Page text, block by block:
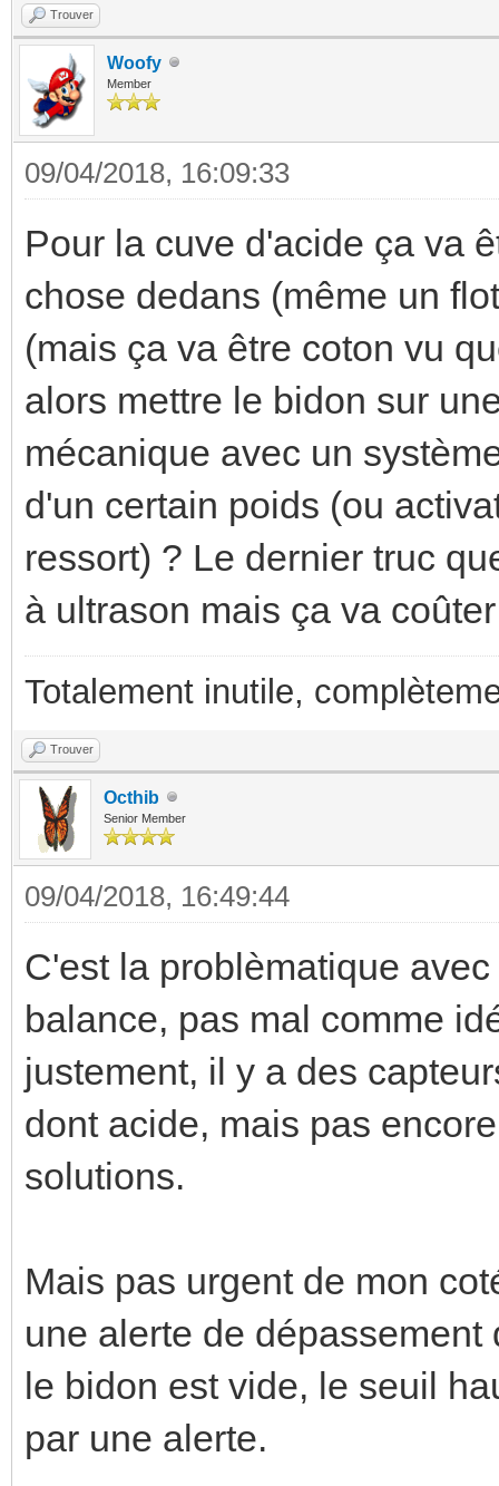
Trouver
Woofy
Member
09/04/2018, 16:09:33
Pour la cuve d'acide ça va
chose dedans (même un
(mais ça va être coton vu
alors mettre le bidon sur
mécanique avec un
d'un certain poids (ou
ressort) ? Le dernier truc
à ultrason mais ça va
Totalement inutile,
Trouver
Octhib
Senior Member
09/04/2018, 16:49:44
C'est la problèmatique
balance, pas mal comme
justement, il y a des
dont acide, mais pas
solutions.
Mais pas urgent de mon
une alerte de
le bidon est vide, le seuil
par une alerte.